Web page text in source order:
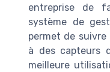
entreprise de
système de
permet de
à des capteurs
meilleure